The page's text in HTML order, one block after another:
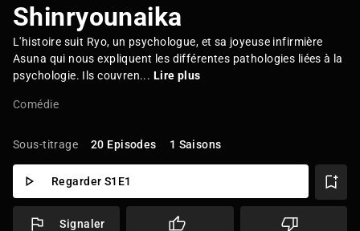
Shinryounaika
L'histoire suit Ryo, un psychologue, et sa joyeuse infirmière
Asuna qui nous expliquent les différentes pathologies liées à la
psychologie. Ils couvren... Lire plus
Comédie
Sous-titrage 20 Episodes 1 Saisons
Regarder S1E1
Signaler